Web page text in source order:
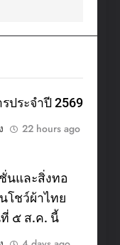
ประจำปี 2569
22 hours ago
นและสิ่งทอ
โชว์ผ้าไทย
ที่ ๕ ส.ค. นี้